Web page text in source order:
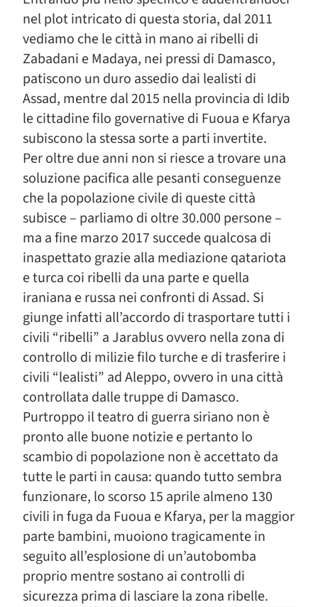
nel plot intricato di questa storia, dal 2011
vediamo che le città in mano ai ribelli di
Zabadani e Madaya, nei pressi di Damasco,
patiscono un duro assedio dai lealisti di
Assad, mentre dal 2015 nella provincia di Idib
le cittadine filo governative di Fuoua e Kfarya
subiscono la stessa sorte a parti invertite.
Per oltre due anni non si riesce a trovare una
soluzione pacifica alle pesanti conseguenze
che la popolazione civile di queste città
subisce – parliamo di oltre 30.000 persone –
ma a fine marzo 2017 succede qualcosa di
inaspettato grazie alla mediazione qatariota
e turca coi ribelli da una parte e quella
iraniana e russa nei confronti di Assad. Si
giunge infatti all’accordo di trasportare tutti i
civili “ribelli” a Jarablus ovvero nella zona di
controllo di milizie filo turche e di trasferire i
civili “lealisti” ad Aleppo, ovvero in una città
controllata dalle truppe di Damasco.
Purtroppo il teatro di guerra siriano non è
pronto alle buone notizie e pertanto lo
scambio di popolazione non è accettato da
tutte le parti in causa: quando tutto sembra
funzionare, lo scorso 15 aprile almeno 130
civili in fuga da Fuoua e Kfarya, per la maggior
parte bambini, muoiono tragicamente in
seguito all’esplosione di un’autobomba
proprio mentre sostano ai controlli di
sicurezza prima di lasciare la zona ribelle.